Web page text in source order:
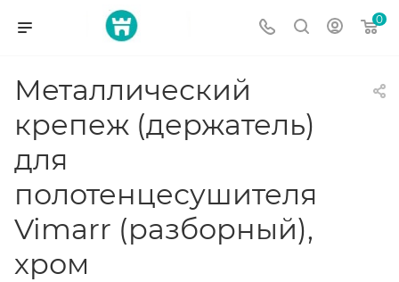
0
Металлический
крепеж (держатель)
для
полотенцесушителя
Vimarr (разборный),
хром